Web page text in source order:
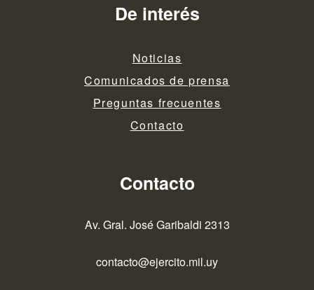
De interés
Noticias
Comunicados de prensa
Preguntas frecuentes
Contacto
Contacto
Av. Gral. José Garibaldi 2313
contacto@ejercito.mil.uy